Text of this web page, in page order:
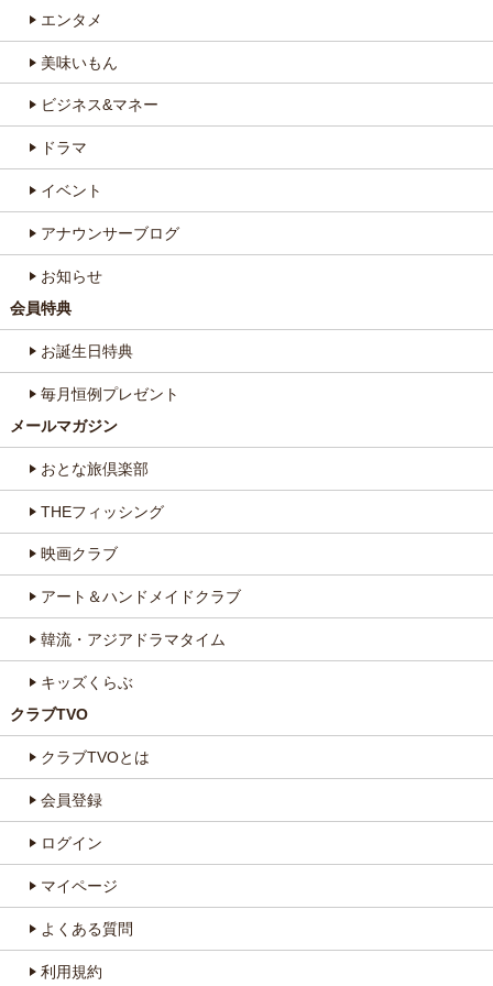
エンタメ
美味いもん
ビジネス&マネー
ドラマ
イベント
アナウンサーブログ
お知らせ
会員特典
お誕生日特典
毎月恒例プレゼント
メールマガジン
おとな旅倶楽部
THEフィッシング
映画クラブ
アート＆ハンドメイドクラブ
韓流・アジアドラマタイム
キッズくらぶ
クラブTVO
クラブTVOとは
会員登録
ログイン
マイページ
よくある質問
利用規約